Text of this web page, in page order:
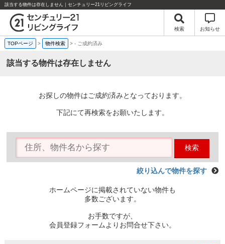
該当する物件は存在しません｜センチュリー21リビングライフ
検索 お知らせ
TOPページ > 物件検索 >- ご成約済み
該当する物件は存在しません
お探しの物件はご成約済みとなっております。
下記にて再検索をお願いたします。
検索
絞り込んで物件を探す
ホームページに掲載されていない物件も
多数ございます。
お手数ですが、
会員登録フォームよりお問合せ下さい。